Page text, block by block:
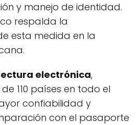
y manejo de identidad.
respalda la
esta medida en la
electrónica,
110 países en todo el
confiabilidad y
con el pasaporte